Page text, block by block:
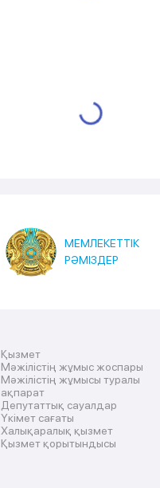
МЕМЛЕКЕТТІК
РӘМІЗДЕР
Қызмет
Мәжілістің жұмыс жоспары
Мәжілістің жұмысы туралы
ақпарат
Депутаттық сауалдар
Үкімет сағаты
Халықаралық қызмет
Қызмет қорытындысы